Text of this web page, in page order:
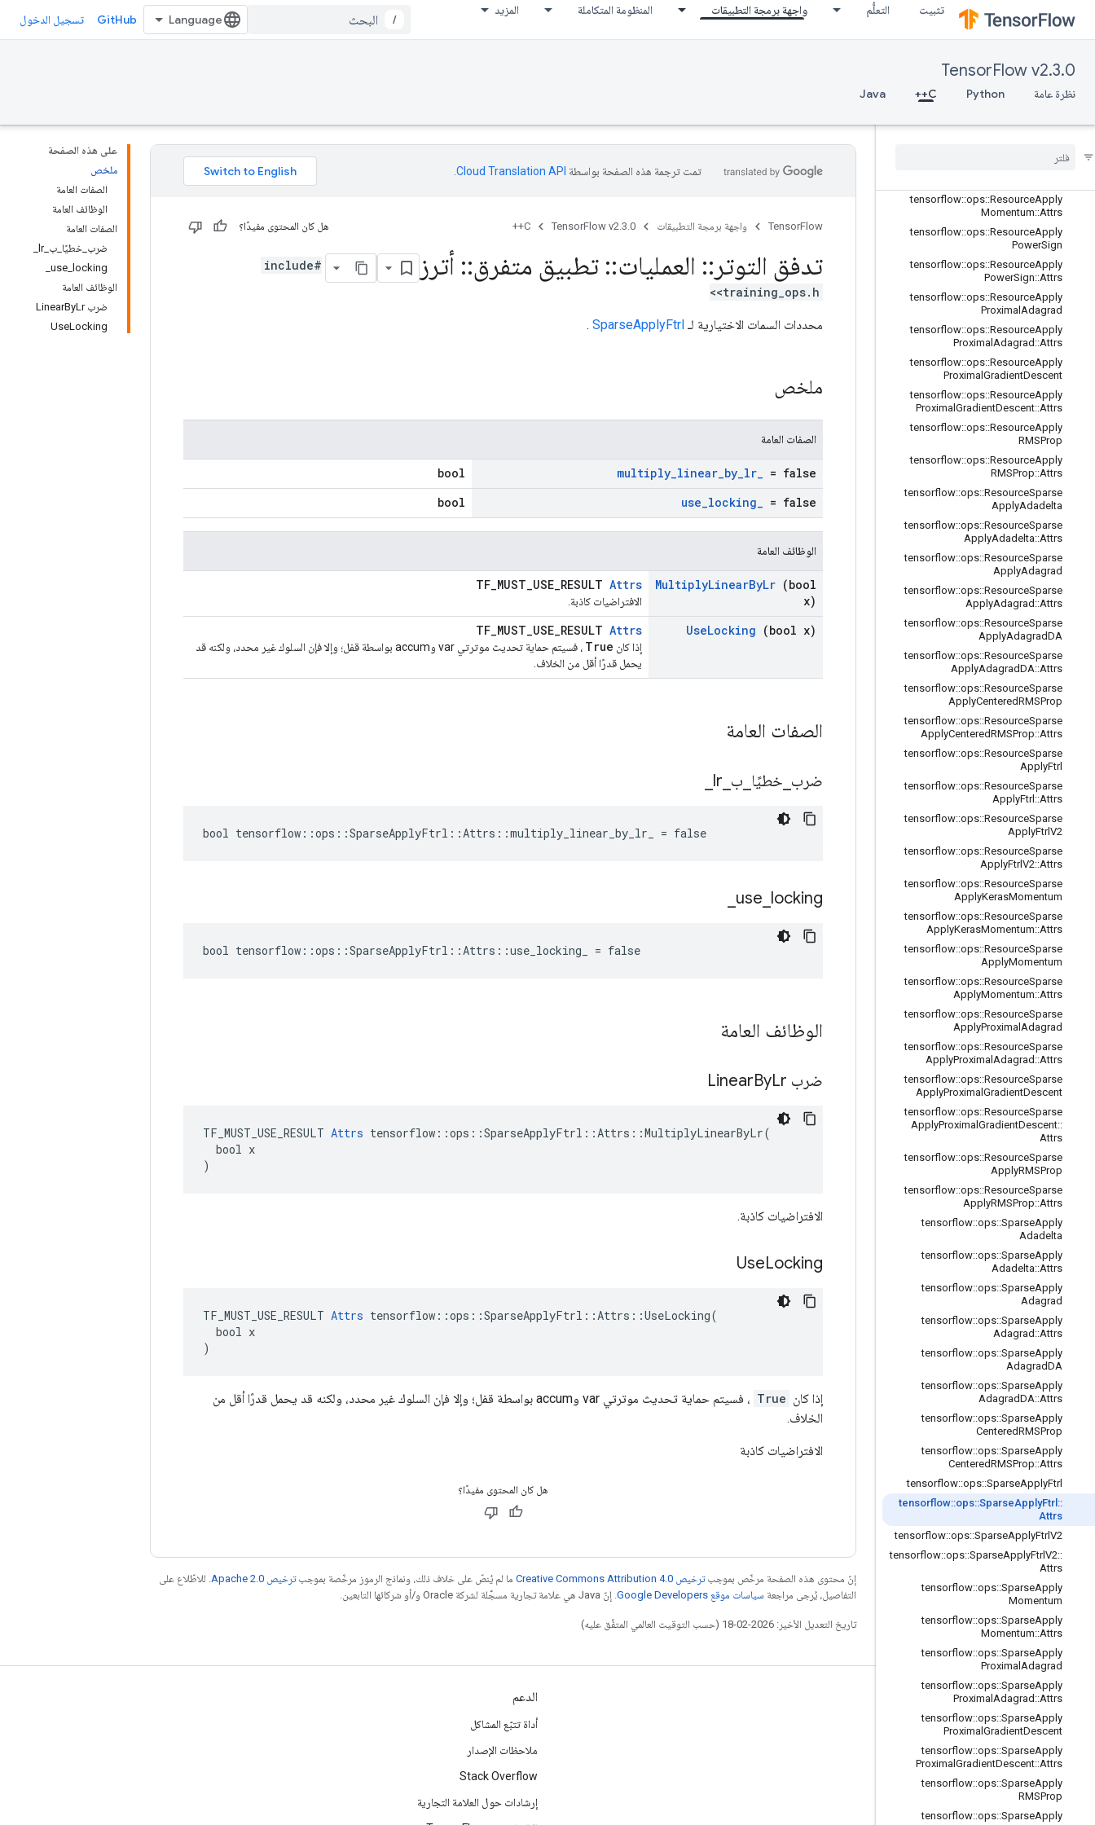
تثبيت التعلُّم واجهة برمجة التطبيقات المنظومة المتكاملة المزيد
/
GitHub تسجيل الدخول
TensorFlow v2.3.0
نظرة عامة Python
C++
Java
2::Attrs
tensorflow::ops::ResourceApplyGra
tensorflow::ops::ResourceApplyGra
tensorflow
ops::Resource Apply
Apply
tensorflow::ops::ResourceApply
Momentum::Attrs
tensorflow::ops::ResourceApply
PowerSign
tensorflow::ops::ResourceApply
PowerSign::Attrs
tensorflow::ops::ResourceApply
Proximal Adagrad
tensorflow::ops::ResourceApply
Proximal Adagrad ::Attrs
tensorflow::ops::ResourceApply
Proximal GradientDescent
tensorflow::ops::ResourceApply
Proximal GradientDescent::Attrs
tensorflow::ops::ResourceApply
RMSProp
tensorflow::ops::ResourceApply
RMSProp::Attrs
tensorflow::ops::ResourceSparse
ApplyAdadelta
tensorflow::ops::ResourceSparse
ApplyAdadelta::Attrs
tensorflow::ops::ResourceSparse
ApplyAdagrad
tensorflow::ops::ResourceSparse
ApplyAdagrad ::Attrs
tensorflow::ops::ResourceSparse
ApplyAdagradDA
tensorflow::ops::ResourceSparse
ApplyAdagradDA::Attrs
tensorflow::ops::ResourceSparse
ApplyCenteredRMSProp
tensorflow::ops::ResourceSparse
ApplyCenteredRMSProp::Attrs
tensorflow::ops::ResourceSparse
ApplyFtrl
tensorflow::ops::ResourceSparse
ApplyFtrl ::Attrs
tensorflow::ops::ResourceSparse
ApplyFtrlV2
tensorflow::ops::ResourceSparse
ApplyFtrlV2::Attrs
tensorflow::ops::ResourceSparse
ApplyKerasMomentum
tensorflow::ops::ResourceSparse
ApplyKerasMomentum::Attrs
tensorflow::ops::ResourceSparse
ApplyMomentum
tensorflow::ops::ResourceSparse
ApplyMomentum::Attrs
tensorflow::ops::ResourceSparse
ApplyProximal Adagrad
tensorflow::ops::ResourceSparse
ApplyProximal Adagrad ::Attrs
tensorflow::ops::ResourceSparse
ApplyProximal GradientDescent
tensorflow::ops::ResourceSparse
ApplyProximal GradientDescent::
Attrs
tensorflow::ops::ResourceSparse
ApplyRMSProp
tensorflow::ops::ResourceSparse
ApplyRMSProp::Attrs
tensorflow::ops::SparseApply
Adadelta
tensorflow::ops::SparseApply
Adadelta::Attrs
tensorflow::ops::SparseApply
Adagrad
tensorflow::ops::SparseApply
Adagrad ::Attrs
tensorflow::ops::SparseApply
AdagradDA
tensorflow::ops::SparseApply
AdagradDA::Attrs
tensorflow::ops::SparseApply
CenteredRMSProp
tensorflow::ops::SparseApply
CenteredRMSProp::Attrs
tensorflow::ops::SparseApplyFtrl
tensorflow::ops::SparseApplyFtrl ::
Attrs
tensorflow::ops::SparseApplyFtrlV2
tensorflow::ops::SparseApplyFtrlV2::
Attrs
tensorflow::ops::SparseApply
Momentum
tensorflow::ops::SparseApply
Momentum::Attrs
tensorflow::ops::SparseApply
Proximal Adagrad
tensorflow::ops::SparseApply
Proximal Adagrad ::Attrs
tensorflow::ops::SparseApply
Proximal GradientDescent
tensorflow::ops::SparseApply
Proximal GradientDescent::Attrs
tensorflow::ops::SparseApply
RMSProp
tensorflow::ops::SparseApply
على هذه الصفحة
ملخص
الصفات العامة
الوظائف العامة
الصفات العامة
ضرب_خطيًا_ب_lr_
use_locking_
الوظائف العامة
ضرب LinearByLr
UseLocking
تمت ترجمة هذه الصفحة بواسطة Cloud Translation API‏
TensorFlow واجهة برمجة التطبيقات TensorFlow v2.3.0
C++ هل كان المحتوى مفيدًا؟
تدفق التوتر :: العمليات:: تطبيق متفرق:: أترز
#include
<training_ops.h>
محددات السمات الاختيارية لـ SparseApplyFtrl
.
ملخص
الصفات العامة
multiply_linear_by_lr_ = false
bool
use_locking_ = false
bool
الوظائف العامة
MultiplyLinearByLr (bool
x)
TF_MUST_USE_RESULT Attrs
الافتراضيات كاذبة.
UseLocking (bool x)
TF_MUST_USE_RESULT Attrs
إذا كان True
، فسيتم حماية تحديث موترتي var وaccum بواسطة قفل؛ وإلا فإن السلوك غير محدد، ولكنه قد
يحمل قدرًا أقل من الخلاف.
الصفات العامة
ضرب خطيًا ب lr
bool tensorflow::ops::SparseApplyFtrl::Attrs::multiply_linear_by_lr_ = false
use locking
bool tensorflow::ops::SparseApplyFtrl::Attrs::use_locking_ = false
الوظائف العامة
ضرب Linear ByLr
TF_MUST_USE_RESULT Attrs tensorflow::ops::SparseApplyFtrl::Attrs::MultiplyLinearByLr(
  bool x
)
الافتراضيات كاذبة.
UseLocking
TF_MUST_USE_RESULT Attrs tensorflow::ops::SparseApplyFtrl::Attrs::UseLocking(
  bool x
)
إذا كان True
، فسيتم حماية تحديث موترتي var وaccum بواسطة قفل؛ وإلا فإن السلوك غير محدد، ولكنه قد يحمل قدرًا أقل من
الخلاف.
الافتراضيات كاذبة
هل كان المحتوى مفيدًا؟
إنّ محتوى هذه الصفحة مرخّص بموجبترخيص Creative Commons Attribution 4.0‏ ما لم يُنصّ على خلاف ذلك، ونماذج الرموز مرخّصة بموجبترخيص Apache 2.0‏
. للاطّلاع على
التفاصيل، يُرجى مراجعة سياسات موقع Google Developers‏ . إنّ Java هي علامة تجارية مسجَّلة لشركة Oracle و/أو شركائها التابعين.
تاريخ التعديل الأخير: 2026-02-18 (حسب التوقيت العالمي المتفَّق عليه)
التواصل الاجتماعي
المدوّنة
المنتدى
GitHub
Twitter
الدعم
أداة تتبّع المشاكل
ملاحظات الإصدار
Stack Overflow
إرشادات حول العلامة التجارية